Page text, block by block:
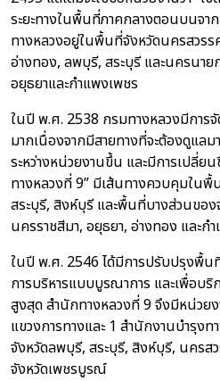
ระยะทางในพื้นที่ภาคกลางตอนบนจา
ทางหลวงอยู่ในพื้นที่จังหวัดนครสวร
อ่างทอง, ลพบุรี, สระบุรี และนครนา
อยุธยาและกำแพงเพชร
ในปี พ.ศ. 2538 กรมทางหลวงมีการ
มากเนื่องจากมีสายทางที่จะต้องดูแล
ระหว่างหน่วยงานขึ้น และมีการเปลี่ย
ทางหลวงที่ 9” มีเส้นทางควบคุมใน
สระบุรี, สิงห์บุรี และพื้นที่บางส่วนขอ
นครราชสีมา, อยุธยา, อ่างทอง และก
ในปี พ.ศ. 2546 ได้มีการปรับปรุงพื้น
การบริหารแบบบูรณาการ และเพื่อบริ
สูงสุด สำนักทางหลวงที่ 9 จึงมีหน่ว
แขวงการทางและ 1 สำนักงานบำรุง
จังหวัดลพบุรี, สระบุรี, สิงห์บุรี, นคร
จังหวัดเพชรบูรณ์